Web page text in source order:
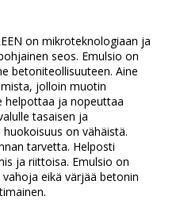
on mikroteknologiaan ja
seos. Emulsio on
betoniteollisuuteen. Aine
jolloin muotin
helpottaa ja nopeuttaa
tasaisen ja
on vähäistä.
tarvetta. Helposti
ja riittoisa. Emulsio on
eikä värjää betonin